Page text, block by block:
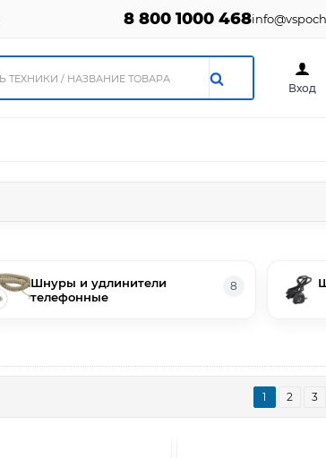
8 800 1000 468
Вход
Шнуры и удлинители
телефонные
8
1 2 3